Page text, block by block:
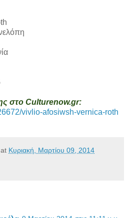
στο Culturenow.gr:
vivlio-afosiwsh-vernica-roth
at Κυριακή, Μαρτίου 09, 2014